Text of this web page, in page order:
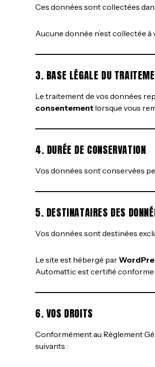
Ces données sont collectées
Aucune donnée n’est collectée
3. BASE LÉGALE DU
Le traitement de vos données
consentement lorsque vous
4. DURÉE DE CONSERVATION
Vos données sont conservées
5. DESTINATAIRES DES
Vos données sont destinées
Le site est hébergé par
Automattic est certifié conforme
6. VOS DROITS
Conformément au Règlement
suivants :